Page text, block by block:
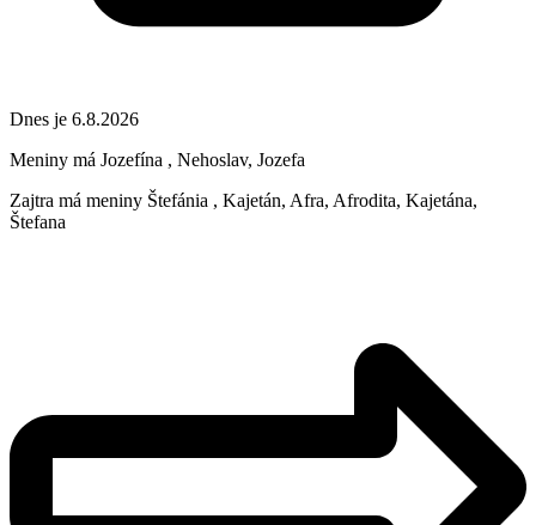
Dnes je 6.8.2026
Meniny má Jozefína , Nehoslav, Jozefa
Zajtra má meniny Štefánia , Kajetán, Afra, Afrodita, Kajetána,
Štefana